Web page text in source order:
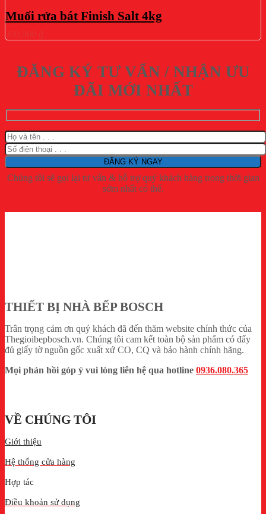
Muối rửa bát Finish Salt 4kg
ĐĂNG KÝ TƯ VẤN / NHẬN ƯU
ĐÃI MỚI NHẤT
Chúng tôi sẽ gọi lại tư vấn & hỗ trợ quý khách hàng trong thời gian
sớm nhất có thể.
THIẾT BỊ NHÀ BẾP BOSCH
Trân trọng cảm ơn quý khách đã đến thăm website chính thức của
Thegioibepbosch.vn. Chúng tôi cam kết toàn bộ sản phẩm có đẩy
đủ giấy tờ nguồn gốc xuất xứ CO, CQ và bảo hành chính hãng.
Mọi phản hồi góp ý vui lòng liên hệ qua hotline 0936.080.365
VỀ CHÚNG TÔI
Giới thiệu
Hệ thống cửa hàng
Hợp tác
Điều khoản sử dụng